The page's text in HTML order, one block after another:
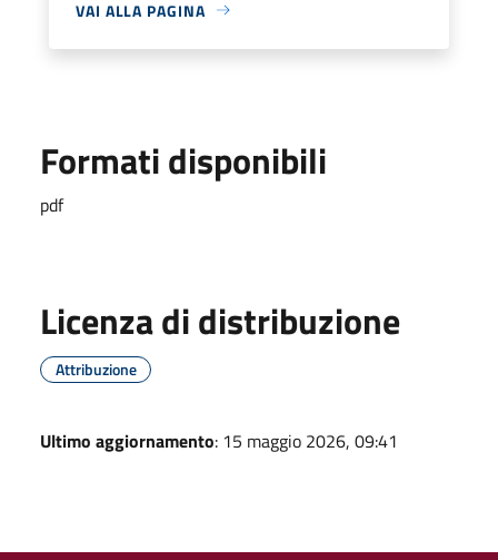
VAI ALLA PAGINA
Formati disponibili
pdf
Licenza di distribuzione
Attribuzione
Ultimo aggiornamento: 15 maggio 2026, 09:41